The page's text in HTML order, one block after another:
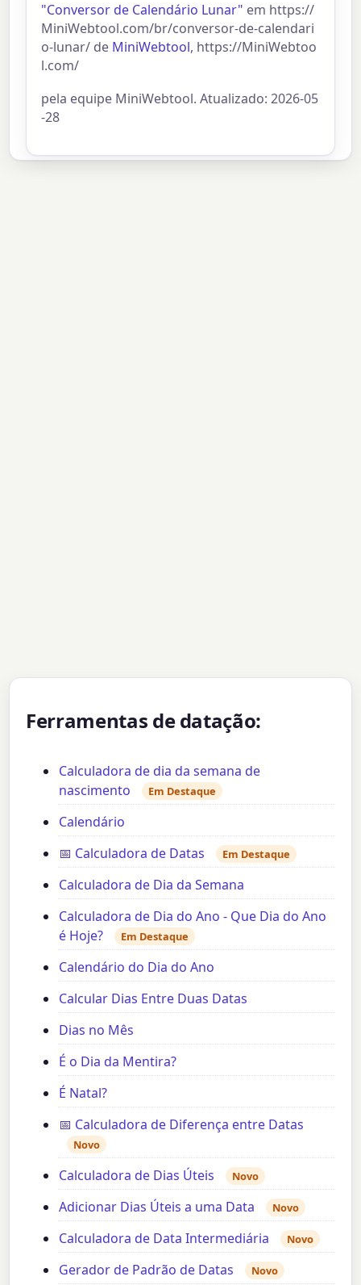
"Conversor de Calendário Lunar" em https://
MiniWebtool.com/br/conversor-de-calendari
o-lunar/ de MiniWebtool, https://MiniWebtoo
l.com/
pela equipe MiniWebtool. Atualizado: 2026-05
-28
Ferramentas de datação:
Calculadora de dia da semana de
nascimento
Em Destaque
Calendário
📅 Calculadora de Datas
Em Destaque
Calculadora de Dia da Semana
Calculadora de Dia do Ano - Que Dia do Ano
é Hoje?
Em Destaque
Calendário do Dia do Ano
Calcular Dias Entre Duas Datas
Dias no Mês
É o Dia da Mentira?
É Natal?
📅 Calculadora de Diferença entre Datas
Novo
Calculadora de Dias Úteis Novo
Adicionar Dias Úteis a uma Data Novo
Calculadora de Data Intermediária Novo
Gerador de Padrão de Datas Novo